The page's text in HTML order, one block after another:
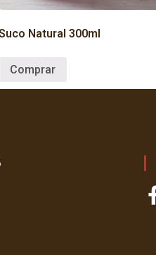
Natural 300ml
Comprar